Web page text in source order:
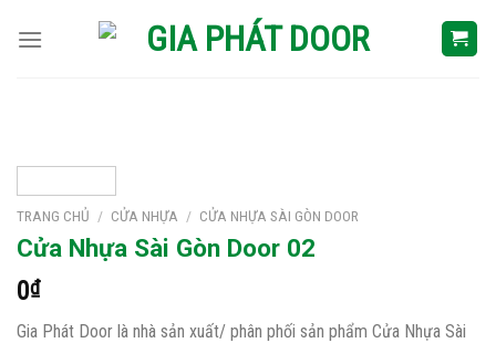
TRANG CHỦ / CỬA NHỰA / CỬA NHỰA SÀI GÒN DOOR
Cửa Nhựa Sài Gòn Door 02
0₫
Gia Phát Door là nhà sản xuất/ phân phối sản phẩm Cửa Nhựa Sài